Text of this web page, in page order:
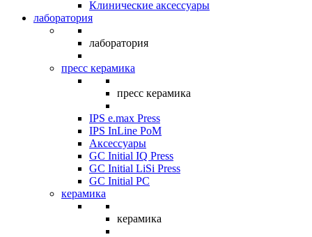
Клинические аксессуары
лаборатория
лаборатория
пресс керамика
пресс керамика
IPS e.max Press
IPS InLine PoM
Аксессуары
GC Initial IQ Press
GC Initial LiSi Press
GC Initial PC
керамика
керамика